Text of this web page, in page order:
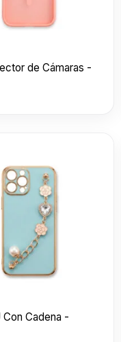
de Cámaras -
Con Cadena -